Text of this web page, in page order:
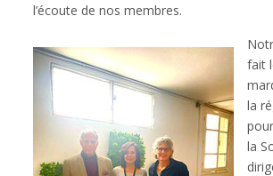
l’écoute de nos membres.
fait
la
la